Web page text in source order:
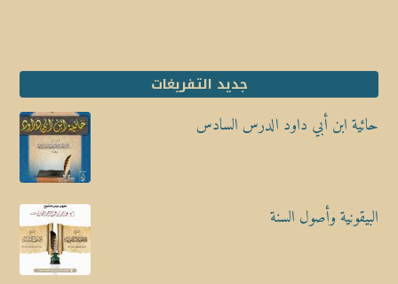
جديد التفريغات
حائية ابن أبي داود الدرس السادس
البيقونية وأصول السنة